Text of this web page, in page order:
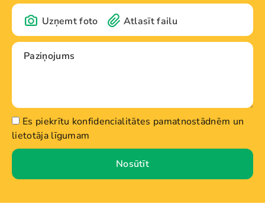
Uzņemt foto Atlasīt failu
Es piekrītu konfidencialitātes pamatnostādnēm un
lietotāja līgumam
Nosūtīt